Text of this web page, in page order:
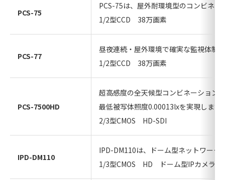
PCS-75
PCS-75は、屋外耐環境型のコンビネー
1/2型CCD 38万画素
PCS-77
昼夜連続・屋外環境で確実な監視体制
1/2型CCD 38万画素
PCS-7500HD
超高感度の全天候型コンビネーション
最低被写体照度0.00013lxを実現します
2/3型CMOS HD-SDI
IPD-DM110
IPD-DM110は、ドーム型ネットワーク
1/3型CMOS HD ドーム型IPカメラ